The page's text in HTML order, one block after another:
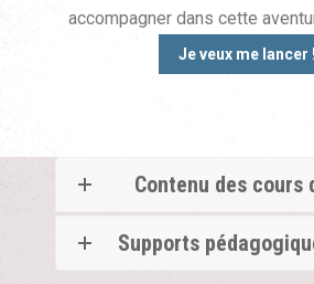
accompagner dans cette
Je veux me lancer !
Contenu des cours
Supports